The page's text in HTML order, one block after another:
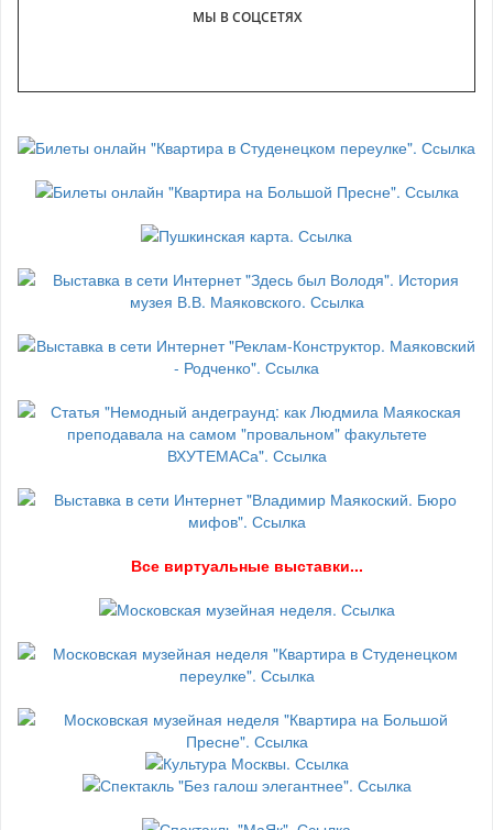
МЫ В СОЦСЕТЯХ
Все виртуальные выставки...